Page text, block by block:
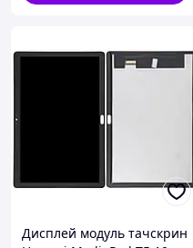
Дисплей модуль тачскрин